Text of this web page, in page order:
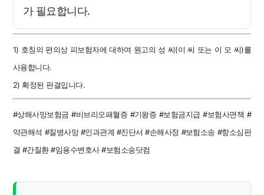
가 필요합니다.
1) 호칭의 편의상 피보험자에 대하여 원고의 성 씨(이 씨 또는 이 모 씨)를
사용합니다.
2) 확정된 판결입니다.
#상해사망보험금 #비브리오패혈증 #기왕증 #보험금지급 #보험사면책 #
약관해석 #질병사망 #인과관계 #진단서 #손해사정 #보험소송 #항소심판
결 #간질환 #임용수변호사 #보험소송닷컴